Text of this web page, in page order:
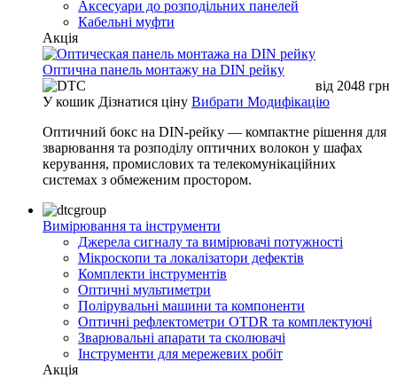
Аксесуари до розподільних панелей
Кабельні муфти
Акція
Оптична панель монтажу на DIN рейку
від 2048 грн
У кошик Дізнатися ціну Вибрати Модифікацію
Оптичний бокс на DIN-рейку — компактне рішення для
зварювання та розподілу оптичних волокон у шафах
керування, промислових та телекомунікаційних
системах з обмеженим простором.
Вимірювання та інструменти
Джерела сигналу та вимірювачі потужності
Мікроскопи та локалізатори дефектів
Комплекти інструментів
Оптичні мультиметри
Полірувальні машини та компоненти
Оптичні рефлектометри OTDR та комплектуючі
Зварювальні апарати та сколювачі
Інструменти для мережевих робіт
Акція